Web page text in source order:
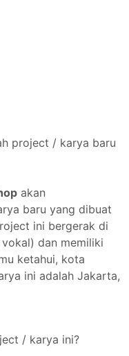
project / karya baru
akan
baru yang dibuat
ini bergerak di
dan memiliki
ketahui, kota
ini adalah Jakarta,
/ karya ini?